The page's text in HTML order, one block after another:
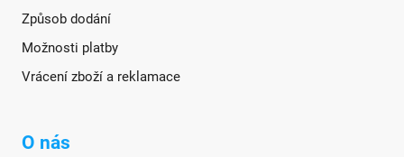
Způsob dodání
Možnosti platby
Vrácení zboží a reklamace
O nás